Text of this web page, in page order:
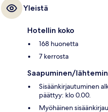
Yleistä
Hotellin koko
168 huonetta
7 kerrosta
Saapuminen/
Sisäänkirjautuminen
päättyy: klo 0.00.
Myöhäinen